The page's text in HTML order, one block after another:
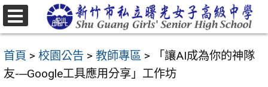
跳
至
要
內
首頁 > 校園公告 > 教師專區 >
「讓AI成為你的神隊
友-─Google工具應用分享」工作坊
選
單